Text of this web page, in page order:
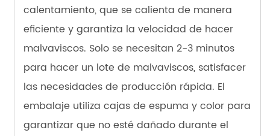
calentamiento, que se calienta de manera
eficiente y garantiza la velocidad de hacer
malvaviscos. Solo se necesitan 2-3 minutos
para hacer un lote de malvaviscos, satisfacer
las necesidades de producción rápida. El
embalaje utiliza cajas de espuma y color para
garantizar que no esté dañado durante el